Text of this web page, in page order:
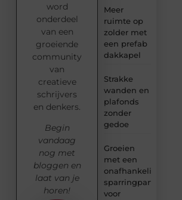
Meer
ruimte op
zolder met
een prefab
dakkapel
Strakke
wanden en
plafonds
zonder
gedoe
Groeien
met een
onafhankelijke
sparringpartner
voor
word
onderdeel
van een
groeiende
community
van
creatieve
schrijvers
en denkers.
Begin
vandaag
nog met
bloggen en
laat van je
horen!